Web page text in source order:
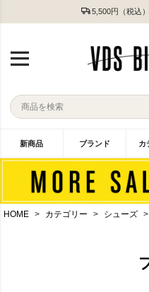
5,500円（税込
新商品 ブランド カ
HOME カテゴリー シューズ